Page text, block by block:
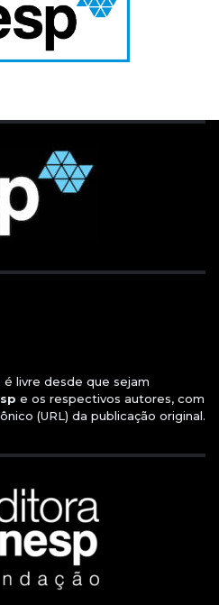
livre desde que sejam
e os respectivos autores, com
(URL) da publicação original.